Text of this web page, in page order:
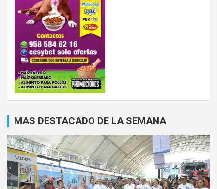
MAS DESTACADO DE LA SEMANA